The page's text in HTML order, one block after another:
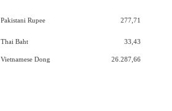
Pakistani Rupee 277,71
Thai Baht 33,43
Vietnamese Dong 26.287,66